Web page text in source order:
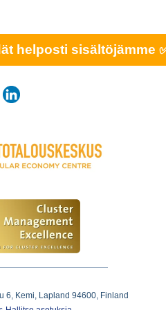
helposti sisältöjämme
6, Kemi, Lapland 94600, Finland